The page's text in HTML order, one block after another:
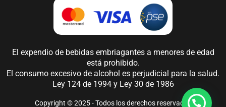
El expendio de bebidas embriagantes a menores de edad
está prohibido.
El consumo excesivo de alcohol es perjudicial para la salud.
Ley 124 de 1994 y Ley 30 de 1986
Copyright © 2025 - Todos los derechos reservados